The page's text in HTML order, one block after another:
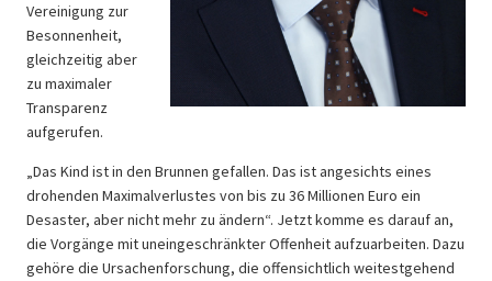
Vereinigung zur
Besonnenheit,
gleichzeitig aber
zu maximaler
Transparenz
aufgerufen.
„Das Kind ist in den Brunnen gefallen. Das ist angesichts eines
drohenden Maximalverlustes von bis zu 36 Millionen Euro ein
Desaster, aber nicht mehr zu ändern“. Jetzt komme es darauf an,
die Vorgänge mit uneingeschränkter Offenheit aufzuarbeiten. Dazu
gehöre die Ursachenforschung, die offensichtlich weitestgehend